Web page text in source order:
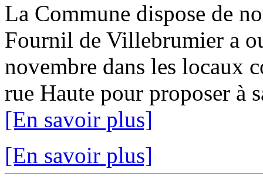
La Commune dispose de
Fournil de Villebrumier a
novembre dans les locaux
rue Haute pour proposer à
[En savoir plus]
[En savoir plus]